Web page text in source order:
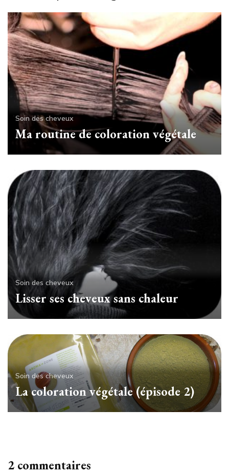
Soin des cheveux
Ma routine de coloration végétale
Soin des cheveux
Lisser ses cheveux sans chaleur
Soin des cheveux
La coloration végétale (épisode 2)
2 commentaires